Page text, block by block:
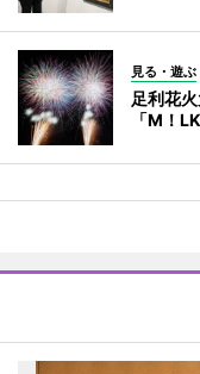
見る・遊ぶ
足利花
「M！